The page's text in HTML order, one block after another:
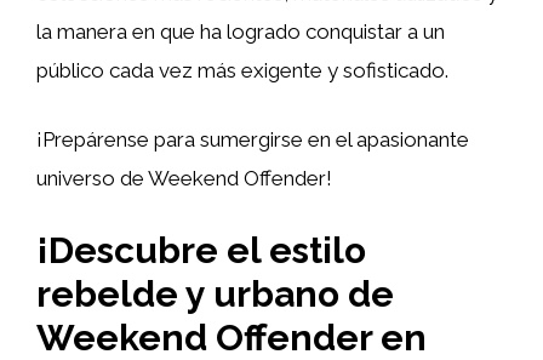
la manera en que ha logrado conquistar a un
público cada vez más exigente y sofisticado.
¡Prepárense para sumergirse en el apasionante
universo de Weekend Offender!
¡Descubre el estilo
rebelde y urbano de
Weekend Offender en